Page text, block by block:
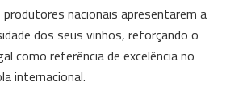
produtores nacionais apresentarem a
dos seus vinhos, reforçando o
como referência de excelência no
internacional.